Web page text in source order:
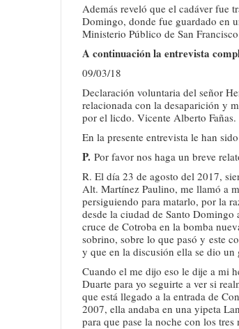
Además reveló que el cadáver fue
Domingo, donde fue guardado en
Ministerio Público de San
A continuación la entrevista
09/03/18
Declaración voluntaria del señor
relacionada con la desaparición y
por el licdo. Vicente Alberto Fañas.
En la presente entrevista le han
P. Por favor nos haga un breve
R. El día 23 de agosto del 2017,
Alt. Martínez Paulino, me llamó a
persiguiendo para matarlo, por la
desde la ciudad de Santo
cruce de Cotroba en la bomba
sobrino, sobre lo que pasó y este
y que en la discusión ella se dio
Cuando el me dijo eso le dije a mi
Duarte para yo seguirte a ver si
que está llegado a la entrada de
2007, ella andaba en una yipeta
para que pase la noche con los